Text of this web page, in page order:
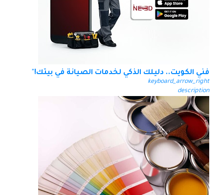
فني الكويت.. دليلك الذكي لخدمات الصيانة في بيتك!"
keyboard_arrow_right
description